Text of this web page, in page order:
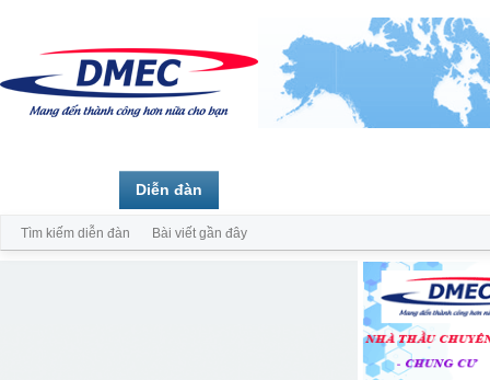
Diễn đàn
Tìm kiếm diễn đàn Bài viết gần đây